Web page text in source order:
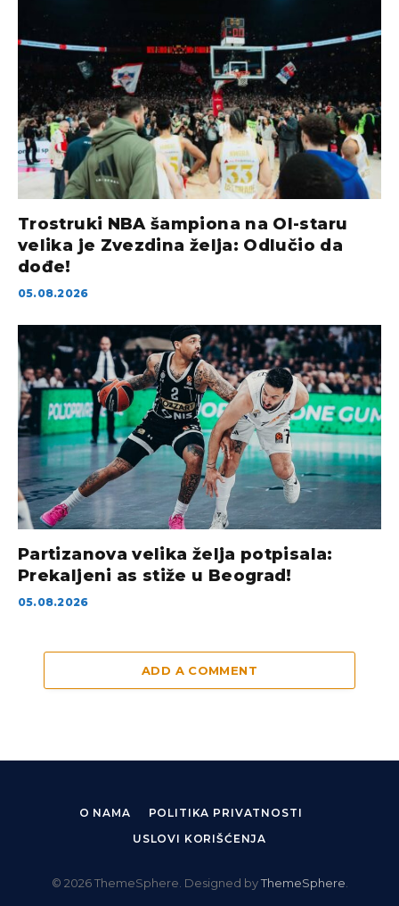
Trostruki NBA šampiona na Ol-staru
velika je Zvezdina želja: Odlučio da
dođe!
05.08.2026
Partizanova velika želja potpisala:
Prekaljeni as stiže u Beograd!
05.08.2026
ADD A COMMENT
O NAMA
POLITIKA PRIVATNOSTI
USLOVI KORIŠĆENJA
© 2026 ThemeSphere. Designed byThemeSphere.